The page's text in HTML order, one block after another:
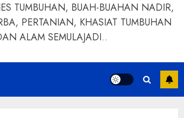
TUMBUHAN, BUAH-BUAHAN NADIR,
PERTANIAN, KHASIAT TUMBUHAN
ALAM SEMULAJADI..